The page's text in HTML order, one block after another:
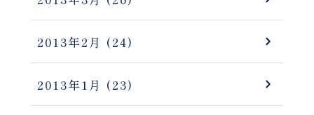
2013年2月 (24)
2013年1月 (23)